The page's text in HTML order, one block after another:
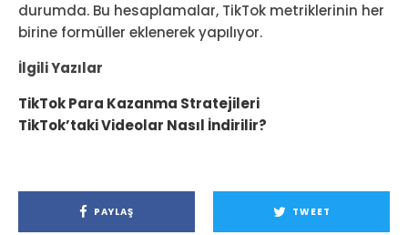
durumda. Bu hesaplamalar, TikTok metriklerinin her
birine formüller eklenerek yapılıyor.
İlgili Yazılar
TikTok Para Kazanma Stratejileri
TikTok’taki Videolar Nasıl İndirilir?
PAYLAŞ TWEET